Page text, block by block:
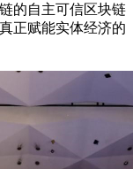
的自主可信区块链
正赋能实体经济的